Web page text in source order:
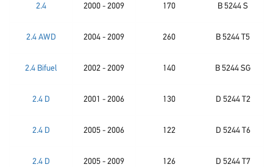
2.4 2000 - 2009 170 B 5244 S
2.4 AWD 2004 - 2009 260 B 5244 T5
2.4 Bifuel 2002 - 2009 140 B 5244 SG
2.4 D 2001 - 2006 130 D 5244 T2
2.4 D 2005 - 2006 122 D 5244 T6
2.4 D 2005 - 2009 126 D 5244 T7